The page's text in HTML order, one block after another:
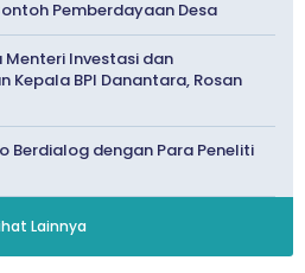
Pemberdayaan Desa
Menteri Investasi dan
Kepala BPI Danantara, Rosan
Berdialog dengan Para Peneliti
Lainnya